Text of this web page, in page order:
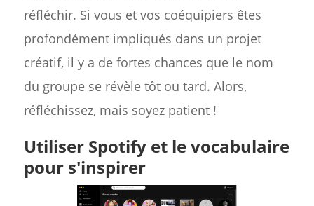
réfléchir. Si vous et vos coéquipiers êtes
profondément impliqués dans un projet
créatif, il y a de fortes chances que le nom
du groupe se révèle tôt ou tard. Alors,
réfléchissez, mais soyez patient !
Utiliser Spotify et le vocabulaire
pour s'inspirer